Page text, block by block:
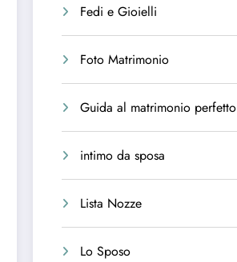
Fedi e Gioielli
Foto Matrimonio
Guida al matrimonio perfetto
intimo da sposa
Lista Nozze
Lo Sposo